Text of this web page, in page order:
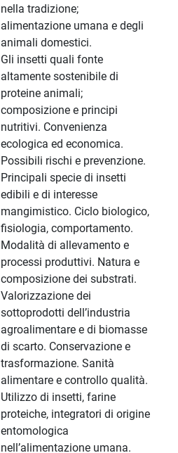
nella tradizione;
alimentazione umana e degli
animali domestici.
Gli insetti quali fonte
altamente sostenibile di
proteine animali;
composizione e principi
nutritivi. Convenienza
ecologica ed economica.
Possibili rischi e prevenzione.
Principali specie di insetti
edibili e di interesse
mangimistico. Ciclo biologico,
fisiologia, comportamento.
Modalità di allevamento e
processi produttivi. Natura e
composizione dei substrati.
Valorizzazione dei
sottoprodotti dell’industria
agroalimentare e di biomasse
di scarto. Conservazione e
trasformazione. Sanità
alimentare e controllo qualità.
Utilizzo di insetti, farine
proteiche, integratori di origine
entomologica
nell’alimentazione umana.